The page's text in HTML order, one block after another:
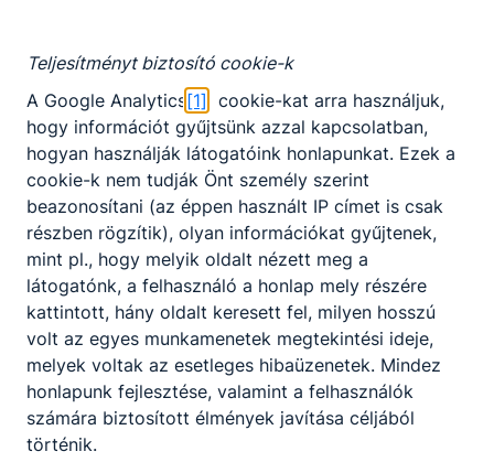
(2020)
ismeretek (2020)
noemail​@noemail.com
Osztályfőnök:
-
Fogadó óra:
-
Barta Andrea
Oktató
Biológia Kötelező
komplex
Teljesítményt biztosító cookie-k
A Google Analytics [1] cookie-kat arra használjuk,
hogy információt gyűjtsünk azzal kapcsolatban,
hogyan használják látogatóink honlapunkat. Ezek a
cookie-k nem tudják Önt személy szerint
beazonosítani (az éppen használt IP címet is csak
részben rögzítik), olyan információkat gyűjtenek,
mint pl., hogy melyik oldalt nézett meg a
látogatónk, a felhasználó a honlap mely részére
kattintott, hány oldalt keresett fel, milyen hosszú
volt az egyes munkamenetek megtekintési ideje,
melyek voltak az esetleges hibaüzenetek. Mindez
honlapunk fejlesztése, valamint a felhasználók
számára biztosított élmények javítása céljából
történik.